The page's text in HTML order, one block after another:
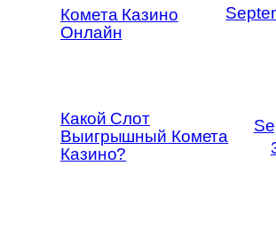
Комета Казино
Онлайн
Какой Слот
Выигрышный Комета
Казино?